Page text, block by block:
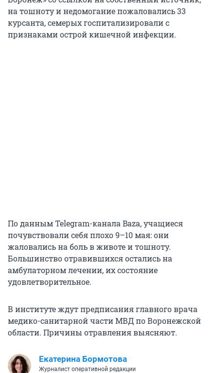
на тошноту и недомогание пожаловались 33
курсанта, семерых госпитализировали с
признаками острой кишечной инфекции.
По данным Telegram-канала Baza, учащиеся
почувствовали себя плохо 9–10 мая: они
жаловались на боль в животе и тошноту.
Большинство отравившихся остались на
амбулаторном лечении, их состояние
удовлетворительное.
В институте ждут предписания главного врача
медико-санитарной части МВД по Воронежской
области. Причины отравления выясняют.
Екатерина Бормотова
Журналист оперативной редакции